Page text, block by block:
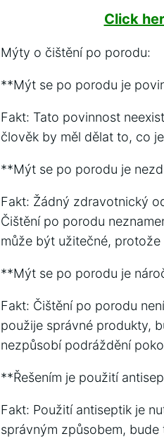
Click
Mýty o čištění po porodu:
**Mýt se po porodu je
Fakt: Tato povinnost
člověk by měl dělat to, co
**Mýt se po porodu je
Fakt: Žádný zdravotnický
Čištění po porodu
může být užitečné,
**Mýt se po porodu je
Fakt: Čištění po porodu
použije správné produkty,
nezpůsobí podráždění
**Řešením je použití
Fakt: Použití antiseptik je
správným způsobem,